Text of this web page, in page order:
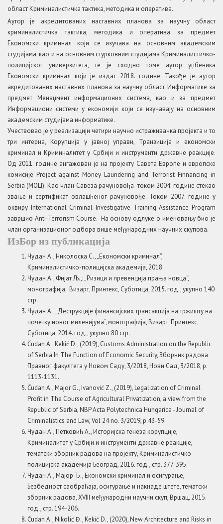
област Криминалистичка тактика, методика и оператива.
Аутор је акредитованих наставних планова за научну област
криминалистичка тактика, методика и оператива за предмет
Економски криминал који се изучава на основним академским
студијама, као и на основним стурковним студијама Криминалистичко-
полицијског универзитета, те је сходно томе аутор уџбеника
Економски криминал који је издат 2018. године. Такође је аутор
акредитованих наставних планова за научну област Информатике за
предмет Менаџмент информационих система, као и за предмет
Информациони системи у економији који се изучавају на основним
академским студијама информатике.
Учествовао је у реализацији четири научно истраживачка пројекта и то
три интерна, Корупција у јавној управи, Транзиција и економски
криминал и Криминалитет у Србији и инструменти државне реакције.
Од 2011. године ангажован је на пројекту Савета Европе и европске
комисије Project against Money Laundering and Terrorist Finnancing in
Serbia (MOLI). Као члан Савеза рачуновођа током 2004. године стекао
звање и сертификат овлашћеног рачуновође. Током 2007. године у
оквиру International Criminal Investigative Training Assistance Program
завршио Anti-Terrorism Course. На основу одлуке о именовању био је
члан организационог одбора више међународних научних скупова.
ИзБор из публикација
Чудан А., Николоска С., „Економски криминал“,
Криминалистичко-полицијска академија, 2018.
Чудан А., Фијат Љ.,: „Ризици и превенција прања новца“,
монографија, Визарт, Принтекс, Суботица, 2015. год., укупно 140
стр.
Чудан А., „Деструкције финансијских трансакција на тржишту на
почетку новог миленијума“, монографија, Визарт, Принтекс,
Суботица, 2014. год., укупно 80 стр.
Čudan A., Kekić D., (2019), Customs Administration on the Republic
of Serbia In The Function of Economic Security, Зборник радова
Правног факултета у Новом Саду, 3/2018, Нови Сад, 3/2018, p.
1113-1131.
Čudan A., Major G., Ivanović Z., (2019), Legalization of Criminal
Profit in The Course of Agricultural Privatization, a view from the
Republic of Serbia, NBP Acta Polytechnica Hungarica - Journal of
Criminalistics and Law, Vol 24 no. 3/2019, p.43-59.
Чудан А., Петковић А., Историјска генеза корупције,
Криминалитет у Србији и инструменти државне реакције,
тематски зборник радова на пројекту, Криминалистичко-
полицијска академија Београд, 2016. год., стр. 377-395.
Чудан А., Мајор Ђ., Економски криминал и осигурање,
Безбедност саобраћаја, осигурање и накнаде штете, тематски
зборник радова, XVIII међународни научни скуп, Вршац, 2015.
год., стр. 194-206.
Čudan A., Nikolić Đ., Kekić D., (2020), New Architecture and Risks in